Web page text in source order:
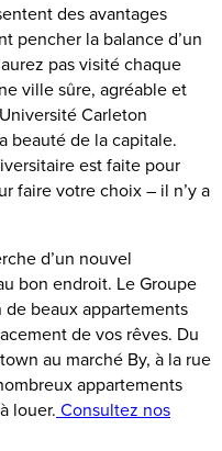
des avantages
pencher la balance d’un
pas visité chaque
ville sûre, agréable et
Carleton
beauté de la capitale.
est faite pour
faire votre choix – il n’y a
d’un nouvel
bon endroit. Le Groupe
de beaux appartements
de vos rêves. Du
au marché By, à la rue
appartements
louer. Consultez nos